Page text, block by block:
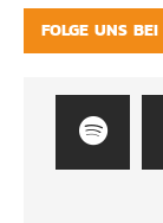
FOLGE UNS BEI